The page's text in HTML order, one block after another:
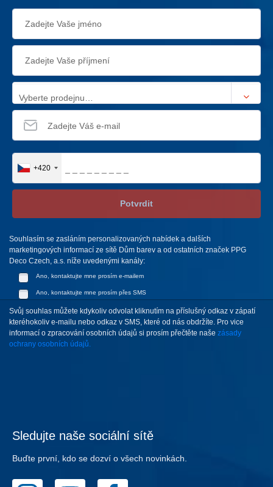
Vyberte prodejnu…
+420
Potvrdit
Souhlasím se zasláním personalizovaných nabídek a dalších
marketingových informací ze sítě Dům barev a od ostatních značek PPG
Deco Czech, a.s. níže uvedenými kanály:
Ano, kontaktujte mne prosím e-mailem
Ano, kontaktujte mne prosím přes SMS
Svůj souhlas můžete kdykoliv odvolat kliknutím na příslušný odkaz v zápatí
kteréhokoliv e-mailu nebo odkaz v SMS, které od nás obdržíte. Pro vice
informací o zpracování osobních údajů si prosím přečtěte naše zásady
ochrany osobních údajů.
Sledujte naše sociální sítě
Buďte první, kdo se dozví o všech novinkách.